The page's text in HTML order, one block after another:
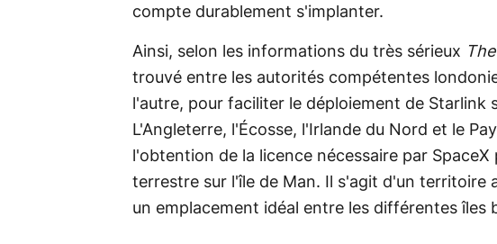
compte durablement s'implanter.
Ainsi, selon les informations du très sérieux
trouvé entre les autorités compétentes
l'autre, pour faciliter le déploiement de
L'Angleterre, l'Écosse, l'Irlande du Nord et le
l'obtention de la licence nécessaire par
terrestre sur l'île de Man. Il s'agit d'un territoire
un emplacement idéal entre les différentes îles